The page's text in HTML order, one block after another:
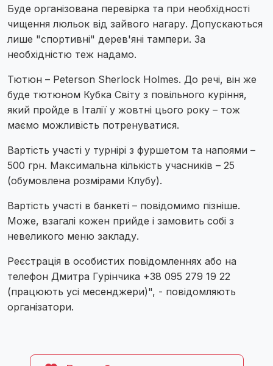
Буде організована перевірка та при необхідності
чищення люльок від зайвого нагару. Допускаються
лише "спортивні" дерев'яні тампери. За
необхідністю теж надамо.
Тютюн – Peterson Sherlock Holmes. До речі, він же
буде тютюном Кубка Світу з повільного куріння,
який пройде в Італії у жовтні цього року – тож
маємо можливість потренуватися.
Вартість участі у турнірі з фуршетом та напоями –
500 грн. Максимальна кількість учасників – 25
(обумовлена розмірами Клубу).
Вартість участі в банкеті – повідомимо пізніше.
Може, взагалі кожен прийде і замовить собі з
невеликого меню закладу.
Реєстрація в особистих повідомленнях або на
телефон Дмитра Гурінчика +38 095 279 19 22
(працюють усі месенджери)", - повідомляють
організатори.